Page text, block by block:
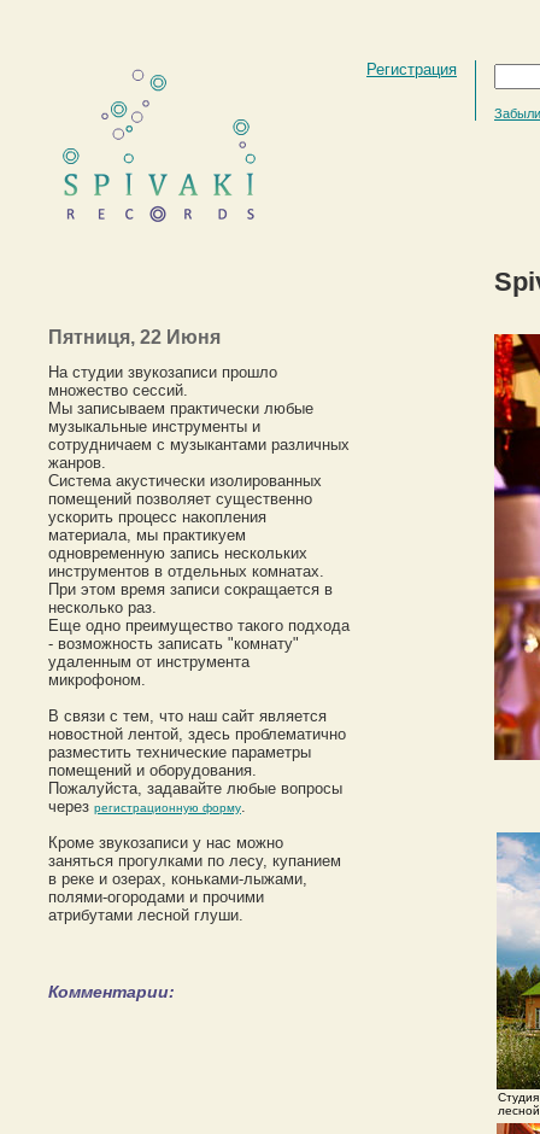
Регистрация
Пятниця, 22 Июня
На студии звукозаписи прошло
множество сессий.
Мы записываем практически любые
музыкальные инструменты и
сотрудничаем с музыкантами различных
жанров.
Система акустически изолированных
помещений позволяет существенно
ускорить процесс накопления
материала, мы практикуем
одновременную запись нескольких
инструментов в отдельных комнатах.
При этом время записи сокращается в
несколько раз.
Еще одно преимущество такого подхода
- возможность записать "комнату"
удаленным от инструмента
микрофоном.
В связи с тем, что наш сайт является
новостной лентой, здесь проблематично
разместить технические параметры
помещений и оборудования.
Пожалуйста, задавайте любые вопросы
через регистрационную форму.
Кроме звукозаписи у нас можно
заняться прогулками по лесу, купанием
в реке и озерах, коньками-лыжами,
полями-огородами и прочими
атрибутами лесной глуши.
Комментарии: